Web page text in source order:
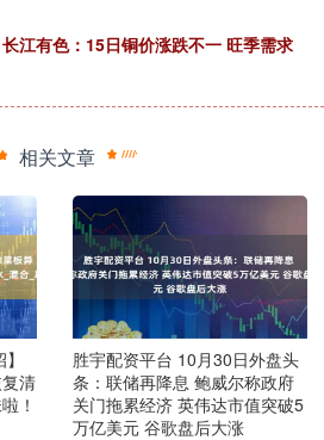
江有色：15日铜价涨跌不一 旺季需求
相关文章
清
！
胜宇配资平台 10月30日外盘头
条：联储再降息 鲍威尔称政府
关门拖累经济 英伟达市值突破5
万亿美元 谷歌盘后大涨